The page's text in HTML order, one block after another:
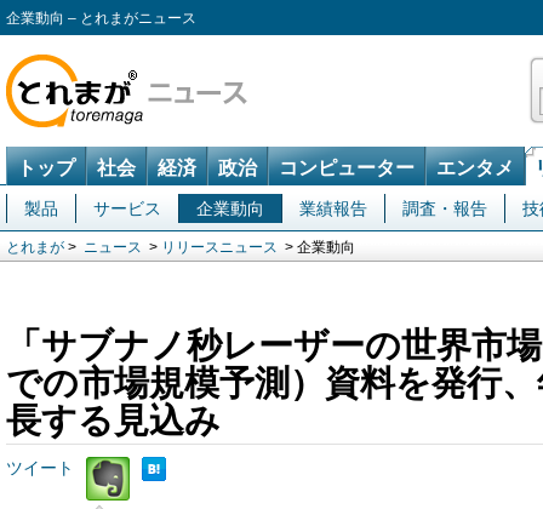
企業動向 – とれまがニュース
トップ 社会 経済 政治 コンピューター エンタメ
製品 サービス 企業動向 業績報告 調査・報告 技
とれまが > ニュース > リリースニュース > 企業動向
「サブナノ秒レーザーの世界市
での市場規模予測）資料を発行
長する見込み
ツイート